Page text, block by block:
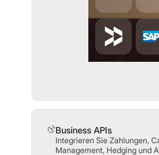
Business APIs
Integrieren Sie Zahlungen,
Management, Hedging und